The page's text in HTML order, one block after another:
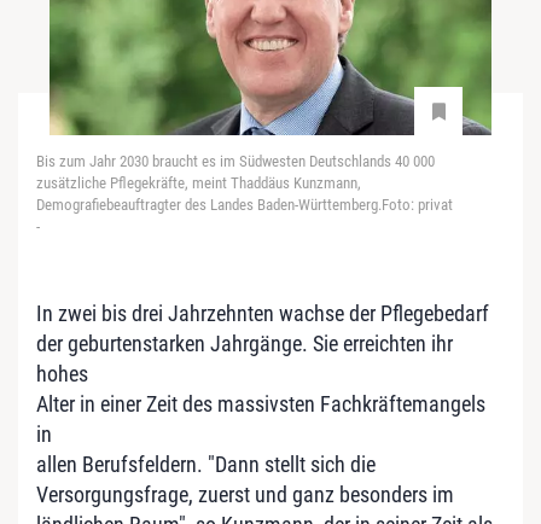
Bis zum Jahr 2030 braucht es im Südwesten Deutschlands 40 000
zusätzliche Pflegekräfte, meint Thaddäus Kunzmann,
Demografiebeauftragter des Landes Baden-Württemberg.Foto: privat
-
In zwei bis drei Jahrzehnten wachse der Pflegebedarf
der geburtenstarken Jahrgänge. Sie erreichten ihr
hohes
Alter in einer Zeit des massivsten Fachkräftemangels
in
allen Berufsfeldern. "Dann stellt sich die
Versorgungsfrage, zuerst und ganz besonders im